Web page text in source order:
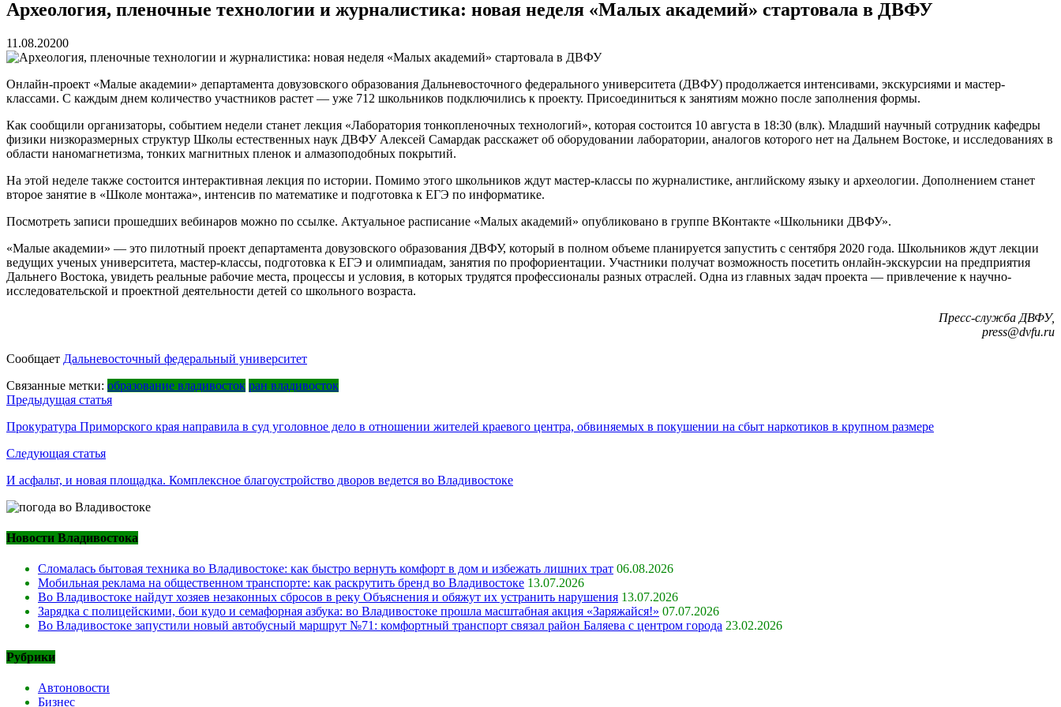
Бочин Сергей Витальевич15.03.2026
Ходнева Василиса Валентиновна15.03.2026
Аксенов Александр Валентинович
Русинов Денис Александрович15.03.2026
Археология, пленочные технологии и журналистика: новая неделя «Малых академий» стартовала в ДВФУ
11.08.20200
Онлайн-проект «Малые академии» департамента довузовского образования Дальневосточного федерального университета (ДВФУ) продолжается интенсивами, экскурсиями и мастер-
классами. С каждым днем количество участников растет — уже 712 школьников подключились к проекту. Присоединиться к занятиям можно после заполнения формы.
Как сообщили организаторы, событием недели станет лекция «Лаборатория тонкопленочных технологий», которая состоится 10 августа в 18:30 (влк). Младший научный сотрудник кафедры
физики низкоразмерных структур Школы естественных наук ДВФУ Алексей Самардак расскажет об оборудовании лаборатории, аналогов которого нет на Дальнем Востоке, и исследованиях в
области наномагнетизма, тонких магнитных пленок и алмазоподобных покрытий.
На этой неделе также состоится интерактивная лекция по истории. Помимо этого школьников ждут мастер-классы по журналистике, английскому языку и археологии. Дополнением станет
второе занятие в «Школе монтажа», интенсив по математике и подготовка к ЕГЭ по информатике.
Посмотреть записи прошедших вебинаров можно по ссылке. Актуальное расписание «Малых академий» опубликовано в группе ВКонтакте «Школьники ДВФУ».
«Малые академии» — это пилотный проект департамента довузовского образования ДВФУ, который в полном объеме планируется запустить с сентября 2020 года. Школьников ждут лекции
ведущих ученых университета, мастер-классы, подготовка к ЕГЭ и олимпиадам, занятия по профориентации. Участники получат возможность посетить онлайн-экскурсии на предприятия
Дальнего Востока, увидеть реальные рабочие места, процессы и условия, в которых трудятся профессионалы разных отраслей. Одна из главных задач проекта — привлечение к научно-
исследовательской и проектной деятельности детей со школьного возраста.
Пресс-служба ДВФУ,
press@dvfu.ru
Сообщает Дальневосточный федеральный университет
Связанные метки: образование владивосток ран владивосток
Навигация
по
записям
Предыдущая статья
Прокуратура Приморского края направила в суд уголовное дело в отношении жителей краевого центра, обвиняемых в покушении на сбыт наркотиков в крупном размере
Следующая статья
И асфальт, и новая площадка. Комплексное благоустройство дворов ведется во Владивостоке
Новости Владивостока
Сломалась бытовая техника во Владивостоке: как быстро вернуть комфорт в дом и избежать лишних трат 06.08.2026
Мобильная реклама на общественном транспорте: как раскрутить бренд во Владивостоке 13.07.2026
Во Владивостоке найдут хозяев незаконных сбросов в реку Объяснения и обяжут их устранить нарушения 13.07.2026
Зарядка с полицейскими, бои кудо и семафорная азбука: во Владивостоке прошла масштабная акция «Заряжайся!» 07.07.2026
Во Владивостоке запустили новый автобусный маршрут №71: комфортный транспорт связал район Баляева с центром города 23.02.2026
Рубрики
Автоновости
Бизнес